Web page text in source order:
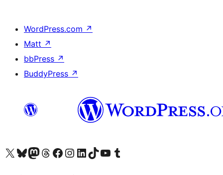
WordPress.com ↗
Matt ↗
bbPress ↗
BuddyPress ↗
Visita nuestra cuenta de X (anteriormente Twitter)
Visita nuestra cuenta de Bluesky
Visita nuestra cuenta de Mastodon
Visita nuestra cuenta de Threads
Visita nuestra página de Facebook
Visita nuestra cuenta de Instagram
Visita nuestra cuenta de LinkedIn
Visita nuestra cuenta de TikTok
Visita nuestro canal de YouTube
Visita nuestra cuenta de Tumblr